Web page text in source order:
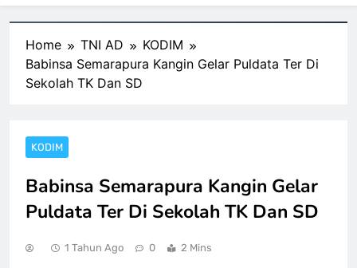
Home TNI AD
KODIM
Babinsa Semarapura Kangin Gelar Puldata Ter Di
Sekolah TK Dan SD
KODIM
Babinsa Semarapura Kangin Gelar
Puldata Ter Di Sekolah TK Dan SD
1 Tahun Ago 0 2 Mins